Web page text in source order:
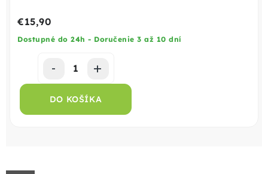
Dostupné do 24h - Doručenie 3 až 10 dní
€15,90
DO KOŠÍKA